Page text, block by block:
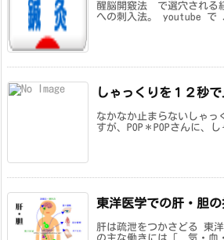
醒脳開竅法 で選穴される
への刺入法。 youtube
しゃっくりを１２秒
なかなか止まらないしゃっ
すが、POP＊POPさんに、
東洋医学での肝・胆
肝は疏泄をつかさどる 東